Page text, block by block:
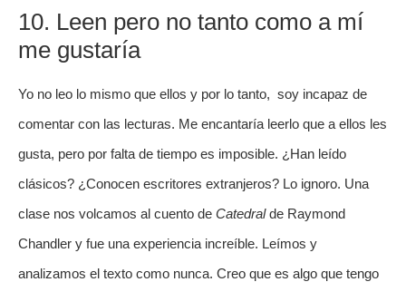
10. Leen pero no tanto como a mí
me gustaría
Yo no leo lo mismo que ellos y por lo tanto, soy incapaz de
comentar con las lecturas. Me encantaría leerlo que a ellos les
gusta, pero por falta de tiempo es imposible. ¿Han leído
clásicos? ¿Conocen escritores extranjeros? Lo ignoro. Una
clase nos volcamos al cuento de Catedralde Raymond
Chandler y fue una experiencia increíble. Leímos y
analizamos el texto como nunca. Creo que es algo que tengo